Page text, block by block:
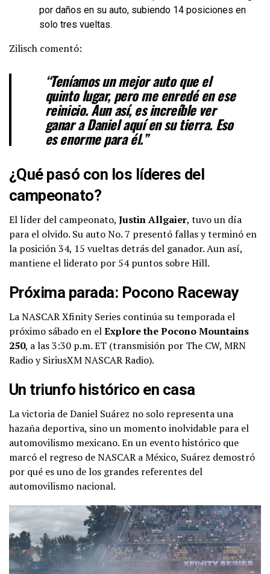
por daños en su auto, subiendo 14 posiciones en
solo tres vueltas.
Zilisch comentó:
“Teníamos un mejor auto que el
quinto lugar, pero me enredé en ese
reinicio. Aun así, es increíble ver
ganar a Daniel aquí en su tierra. Eso
es enorme para él.”
¿Qué pasó con los líderes del
campeonato?
El líder del campeonato, Justin Allgaier, tuvo un día
para el olvido. Su auto No. 7 presentó fallas y terminó en
la posición 34, 15 vueltas detrás del ganador. Aun así,
mantiene el liderato por 54 puntos sobre Hill.
Próxima parada: Pocono Raceway
La NASCAR Xfinity Series continúa su temporada el
próximo sábado en elExplore the Pocono Mountains
250, a las 3:30 p.m. ET (transmisión por The CW, MRN
Radio y SiriusXM NASCAR Radio).
Un triunfo histórico en casa
La victoria de Daniel Suárez no solo representa una
hazaña deportiva, sino un momento inolvidable para el
automovilismo mexicano. En un evento histórico que
marcó el regreso de NASCAR a México, Suárez demostró
por qué es uno de los grandes referentes del
automovilismo nacional.